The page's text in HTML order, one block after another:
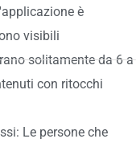
è
visibili
solitamente da 6 a
con ritocchi
Le persone che